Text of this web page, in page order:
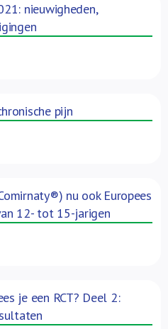
nieuwigheden,
pijn
nu ook Europees
12- tot 15-jarigen
je een RCT? Deel 2: